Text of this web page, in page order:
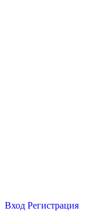
Вход Регистрация